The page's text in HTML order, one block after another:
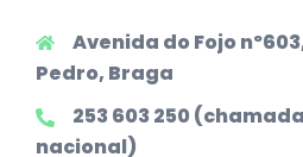
Avenida do Fojo
Pedro, Braga
253 603 250
nacional)